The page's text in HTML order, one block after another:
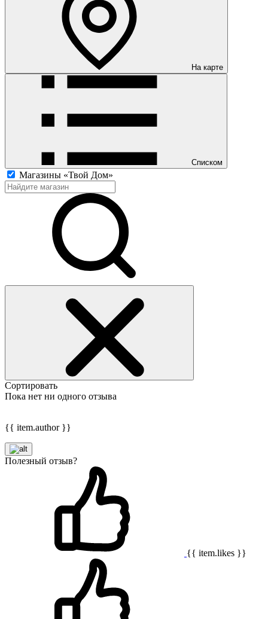
На карте
Списком
Магазины «Твой Дом»
Сортировать
Пока нет ни одного отзыва
{{ item.author }}
Полезный отзыв?
{{ item.likes }}